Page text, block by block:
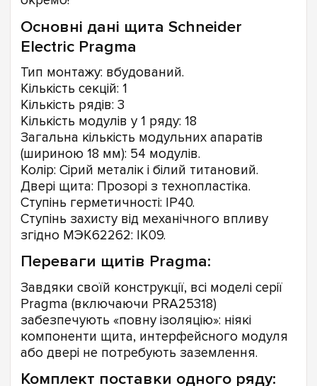
Основні дані щита Schneider
Electric Pragma
Тип монтажу: вбудований.
Кількість секцій: 1
Кількість рядів: 3
Кількість модулів у 1 ряду: 18
Загальна кількість модульних апаратів
(шириною 18 мм): 54 модулів.
Колір: Сірий металік і білий титановий.
Двері щита: Прозорі з технопластіка.
Ступінь герметичності: IP40.
Ступінь захисту від механічного впливу
згідно МЭК62262: IK09.
Переваги щитів Pragma:
Завдяки своїй конструкції, всі моделі серії
Pragma (включаючи PRA25318)
забезпечують «повну ізоляцію»: ніякі
компоненти щита, интерфейсного модуля
або двері не потребують заземлення.
Комплект поставки одного ряду: